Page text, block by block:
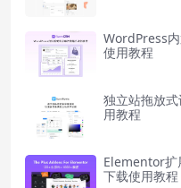
WordPress
使用教程
独立站拖放
用教程
Elementor
下载使用教程